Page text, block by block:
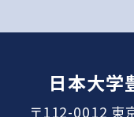
日本大学
〒112-0012 東